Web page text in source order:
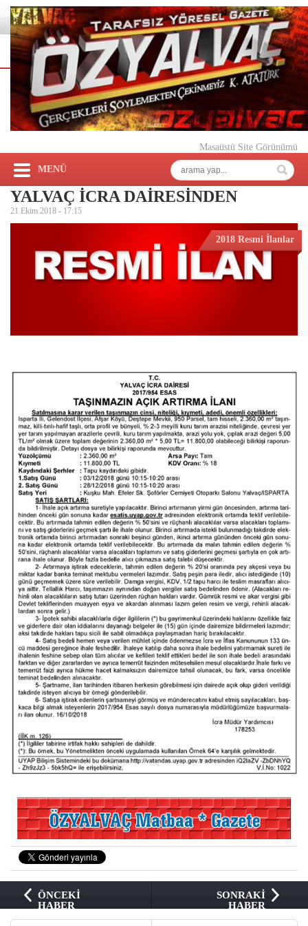
Masaüstü Site Görünümü
MENÜ
YALVAÇ İCRA DAİRESİNDEN
21 Ekim 2018 - 17:15
2018 Resmi İlanlar
ÖNCEKİ
HABER
SONRAKİ
HABER